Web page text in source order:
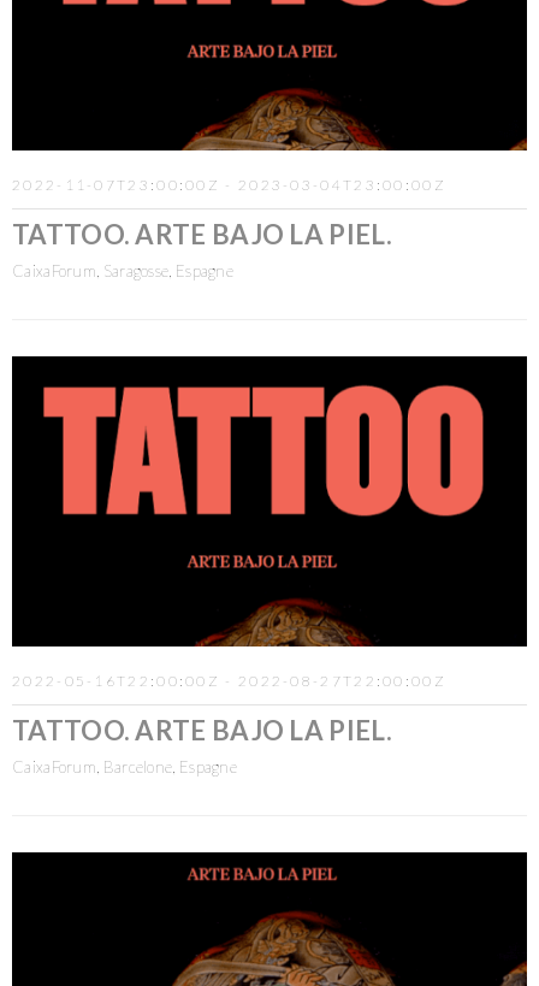
2022-11-07T23:00:00Z - 2023-03-04T23:00:00Z
TATTOO. ARTE BAJO LA PIEL.
CaixaForum, Saragosse, Espagne
2022-05-16T22:00:00Z - 2022-08-27T22:00:00Z
TATTOO. ARTE BAJO LA PIEL.
CaixaForum, Barcelone, Espagne